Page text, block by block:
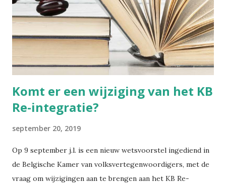
die ik publiceer over welzijn, preventie en
arbeidsgezondheid. De reden? Er verschijnt zoveel
informatie, wetswijzigingen en opinies dat het soms
moeilijk is om het overzicht te bewaren. Met deze
nieuwsbrief wil ik alles bundelen en gestructureerd ...
Komt er een wijziging van het KB
Re-integratie?
september 20, 2019
Op 9 september j.l. is een nieuw wetsvoorstel ingediend in
de Belgische Kamer van volksvertegenwoordigers, met de
vraag om wijzigingen aan te brengen aan het KB Re-